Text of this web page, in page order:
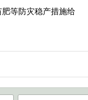
等防灾稳产措施给